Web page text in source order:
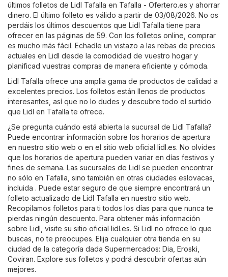
últimos folletos de Lidl Tafalla en Tafalla - Ofertero.es y ahorrar
dinero. El último folleto es válido a partir de 03/08/2026. No os
perdáis los últimos descuentos que Lidl Tafalla tiene para
ofrecer en las páginas de 59. Con los folletos online, comprar
es mucho más fácil. Echadle un vistazo a las rebas de precios
actuales en Lidl desde la comodidad de vuestro hogar y
planificad vuestras compras de manera eficiente y cómoda.
Lidl Tafalla ofrece una amplia gama de productos de calidad a
excelentes precios. Los folletos están llenos de productos
interesantes, así que no lo dudes y descubre todo el surtido
que Lidl en Tafalla te ofrece.
¿Se pregunta cuándo está abierta la sucursal de Lidl Tafalla?
Puede encontrar información sobre los horarios de apertura
en nuestro sitio web o en el sitio web oficial lidl.es. No olvides
que los horarios de apertura pueden variar en días festivos y
fines de semana. Las sucursales de Lidl se pueden encontrar
no sólo en Tafalla, sino también en otras ciudades eslovacas,
incluida . Puede estar seguro de que siempre encontrará un
folleto actualizado de Lidl Tafalla en nuestro sitio web.
Recopilamos folletos para ti todos los días para que nunca te
pierdas ningún descuento. Para obtener más información
sobre Lidl, visite su sitio oficial lidl.es. Si Lidl no ofrece lo que
buscas, no te preocupes. Elija cualquier otra tienda en su
ciudad de la categoría dada Supermercados: Dia Eroski
Coviran. Explore sus folletos y podrá descubrir ofertas aún
mejores.